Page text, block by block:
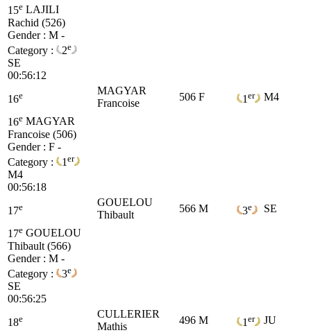
15e LAJILI
Rachid (526)
Gender : M -
Category :
2e
SE
00:56:12
16e
MAGYAR
Francoise
506 F 1 er M4
16e MAGYAR
Francoise (506)
Gender : F -
Category :
1 er
M4
00:56:18
17e
GOUELOU
Thibault
566 M 3e SE
17e GOUELOU
Thibault (566)
Gender : M -
Category :
3e
SE
00:56:25
18e
CULLERIER
Mathis
496 M 1 er JU